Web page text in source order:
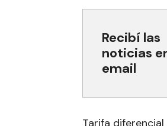
Recibí las
noticias
email
Tarifa diferencial